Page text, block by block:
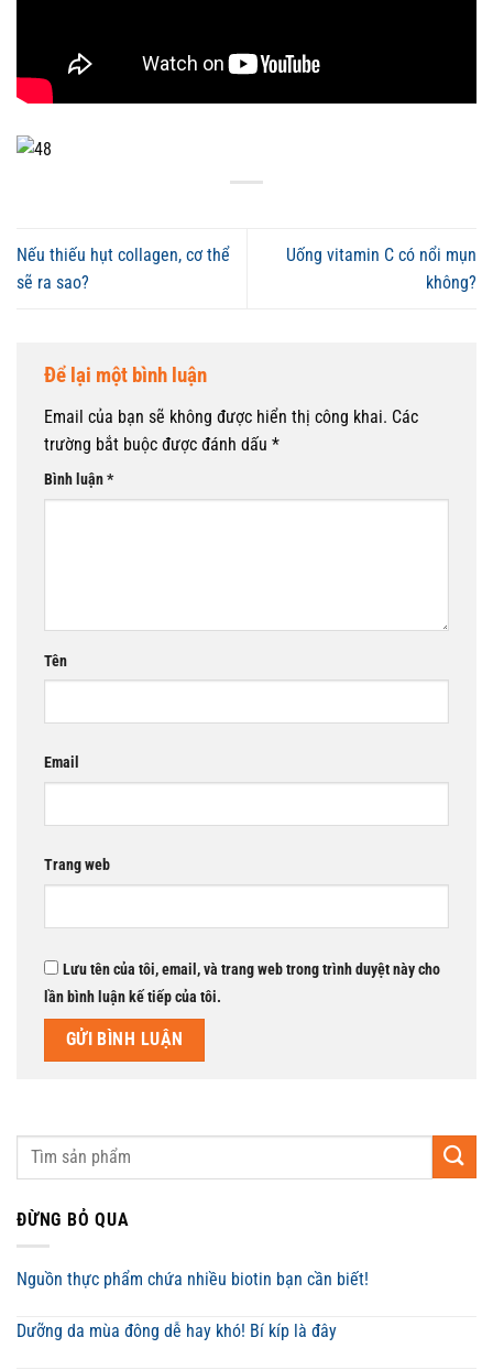
Nếu thiếu hụt collagen, cơ thể
sẽ ra sao?
Uống vitamin C có nổi mụn
không?
Để lại một bình luận
Email của bạn sẽ không được hiển thị công khai. Các
trường bắt buộc được đánh dấu *
Bình luận*
Tên
Email
Trang web
Lưu tên của tôi, email, và trang web trong trình duyệt này cho
lần bình luận kế tiếp của tôi.
ĐỪNG BỎ QUA
Nguồn thực phẩm chứa nhiều biotin bạn cần biết!
Dưỡng da mùa đông dễ hay khó! Bí kíp là đây